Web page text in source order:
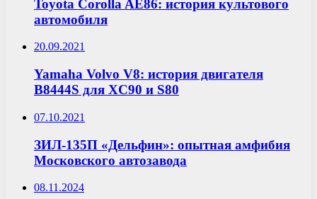
Toyota Corolla AE86: история культового
автомобиля
20.09.2021
Yamaha Volvo V8: история двигателя
B8444S для XC90 и S80
07.10.2021
ЗИЛ-135П «Дельфин»: опытная амфибия
Московского автозавода
08.11.2024